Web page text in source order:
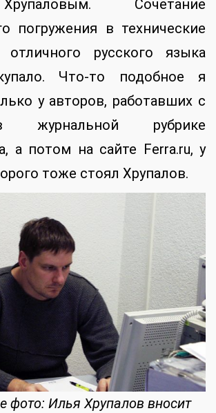
Сочетание
погружения в технические
русского языка
Что-то подобное я
у авторов, работавших с
рубрике
а потом на сайте Ferra.ru, у
тоже стоял Хрупалов.
фото: Илья Хрупалов вносит